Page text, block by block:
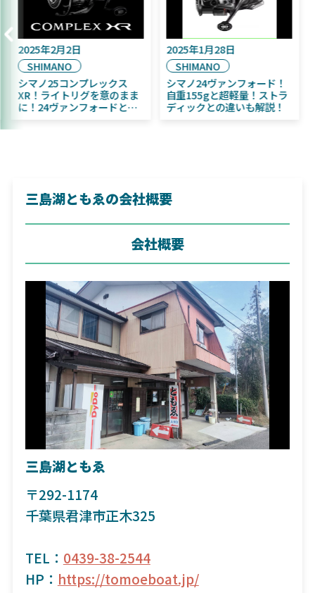
2025年9月16日
DAIWA
2025年11月発売予定！
DAIWA ふく魚／ちびふく魚
はビッグベイト初心者にお
2025年2月2日
SHIMANO
シマノ25コンプレックス
XR！ライトリグを意のまま
に！24ヴァンフォードとの
三島湖ともゑの会社概要
会社概要
三島湖ともゑ
〒292-1174
千葉県君津市正木325
TEL： 0439-38-2544
HP： https://tomoeboat.jp/